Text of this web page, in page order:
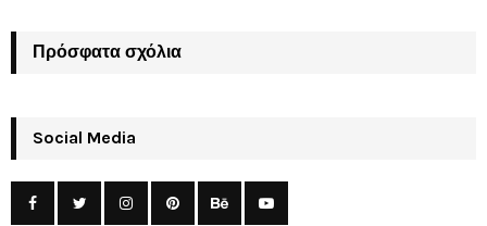
Πρόσφατα σχόλια
Social Media